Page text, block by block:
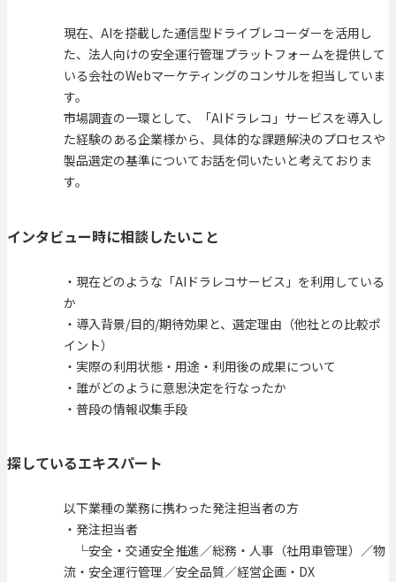
現在、AIを搭載した通信型ドライブレコーダーを活用し
た、法人向けの安全運行管理プラットフォームを提供して
いる会社のWebマーケティングのコンサルを担当していま
す。
市場調査の一環として、「AIドラレコ」サービスを導入し
た経験のある企業様から、具体的な課題解決のプロセスや
製品選定の基準についてお話を伺いたいと考えておりま
す。
インタビュー時に相談したいこと
・現在どのような「AIドラレコサービス」を利用している
か
・導入背景/目的/期待効果と、選定理由（他社との比較ポ
イント）
・実際の利用状態・用途・利用後の成果について
・誰がどのように意思決定を行なったか
・普段の情報収集手段
探しているエキスパート
以下業種の業務に携わった発注担当者の方
・発注担当者
└安全・交通安全推進／総務・人事（社用車管理）／物
流・安全運行管理／安全品質／経営企画・DX